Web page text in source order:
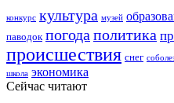
конкурс культура музей
паводок погода политика
происшествия снег
школа экономика
Сейчас читают